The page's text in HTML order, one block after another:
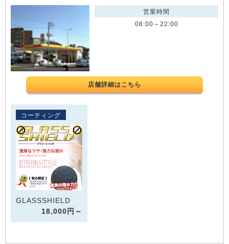
営業時間
08:00～22:00
店舗詳細はこちら
コーティング
GLASSSHIELD
18,000円～